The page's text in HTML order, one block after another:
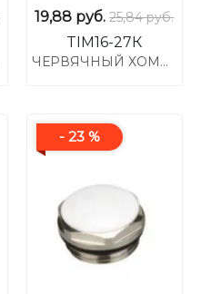
19,88 руб. 25,84 руб.
TIM16-27К
ЧЕРВЯЧНЫЙ ХОМУТ 3/4" (16-27) С КЛЮЧОМ
- 23 %